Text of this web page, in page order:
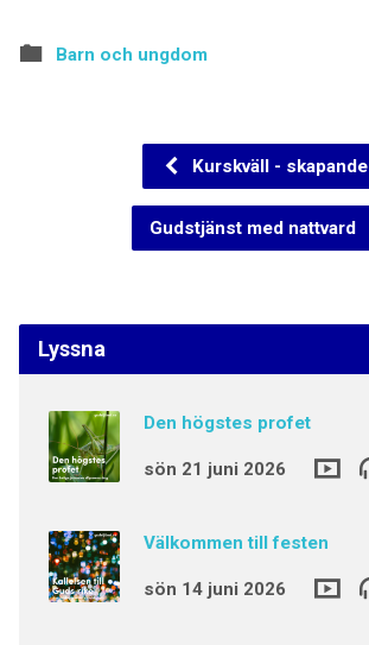
Barn och ungdom
Kurskväll - skapande
Gudstjänst med nattvard
Lyssna
Den högstes profet
sön 21 juni 2026
Välkommen till festen
sön 14 juni 2026